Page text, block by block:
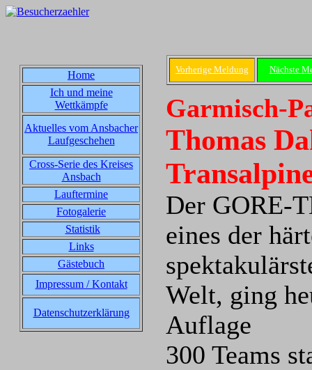
Home
Ich und meine
Wettkämpfe
Aktuelles vom Ansbacher
Laufgeschehen
Cross-Serie des Kreises
Ansbach
Lauftermine
Fotogalerie
Statistik
Links
Gästebuch
Impressum / Kontakt
Datenschutzerklärung
Vorherige Meldung Nächste
Garmisch-
Thomas
Der GORE-
eines der
Welt, ging
Auflage
300 Teams